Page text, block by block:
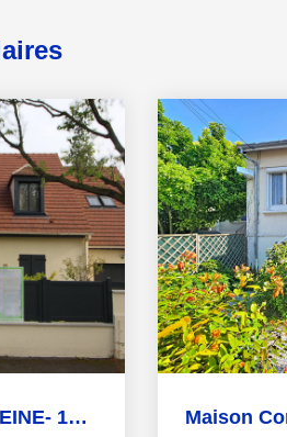
HERBLAY SUR SEINE- 15 MINUTES GARE- LES BOURNOUVIERS